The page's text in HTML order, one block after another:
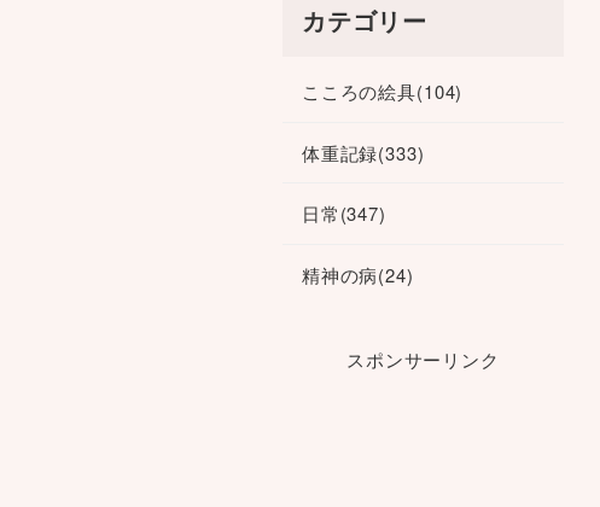
カテゴリー
こころの絵具(104)
体重記録(333)
日常(347)
精神の病(24)
スポンサーリンク